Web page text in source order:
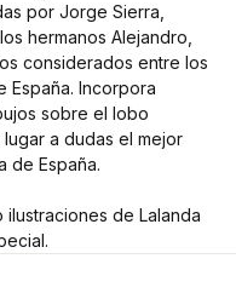
por Jorge Sierra,
hermanos Alejandro,
considerados entre los
España. Incorpora
sobre el lobo
a dudas el mejor
de España.
de Lalanda